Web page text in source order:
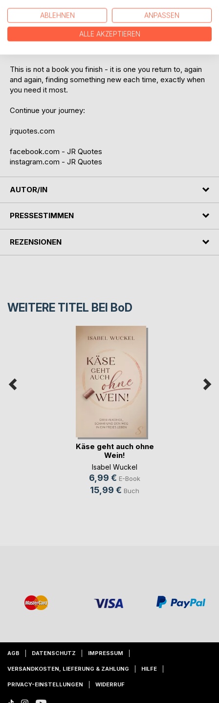
Read it slowly.
Let the words stay with you.
This is not a book you finish - it is one you return to, again
and again, finding something new each time, exactly when
you need it most.
Continue your journey:
jrquotes.com
facebook.com - JR Quotes
instagram.com - JR Quotes
AUTOR/IN
PRESSESTIMMEN
REZENSIONEN
WEITERE TITEL BEI BoD
Käse geht auch ohne
Wein!
Isabel Wuckel
6,99 € E-Book
15,99 € Buch
AGB DATENSCHUTZ IMPRESSUM
VERSANDKOSTEN, LIEFERUNG & ZAHLUNG HILFE
PRIVACY-EINSTELLUNGEN WIDERRUF
ABLEHNEN ANPASSEN
ALLE AKZEPTIEREN